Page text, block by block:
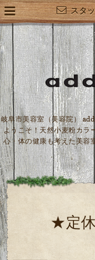
スタ
岐阜市美容室（美容院）
ようこそ！天然小麦粉カラ
心・体の健康も考えた美容
★定